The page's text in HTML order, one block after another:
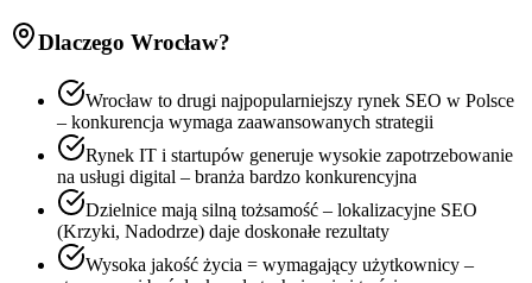
Dlaczego Wrocław?
Wrocław to drugi najpopularniejszy rynek SEO w Polsce
– konkurencja wymaga zaawansowanych strategii
Rynek IT i startupów generuje wysokie zapotrzebowanie
na usługi digital – branża bardzo konkurencyjna
Dzielnice mają silną tożsamość – lokalizacyjne SEO
(Krzyki, Nadodrze) daje doskonałe rezultaty
Wysoka jakość życia = wymagający użytkownicy –